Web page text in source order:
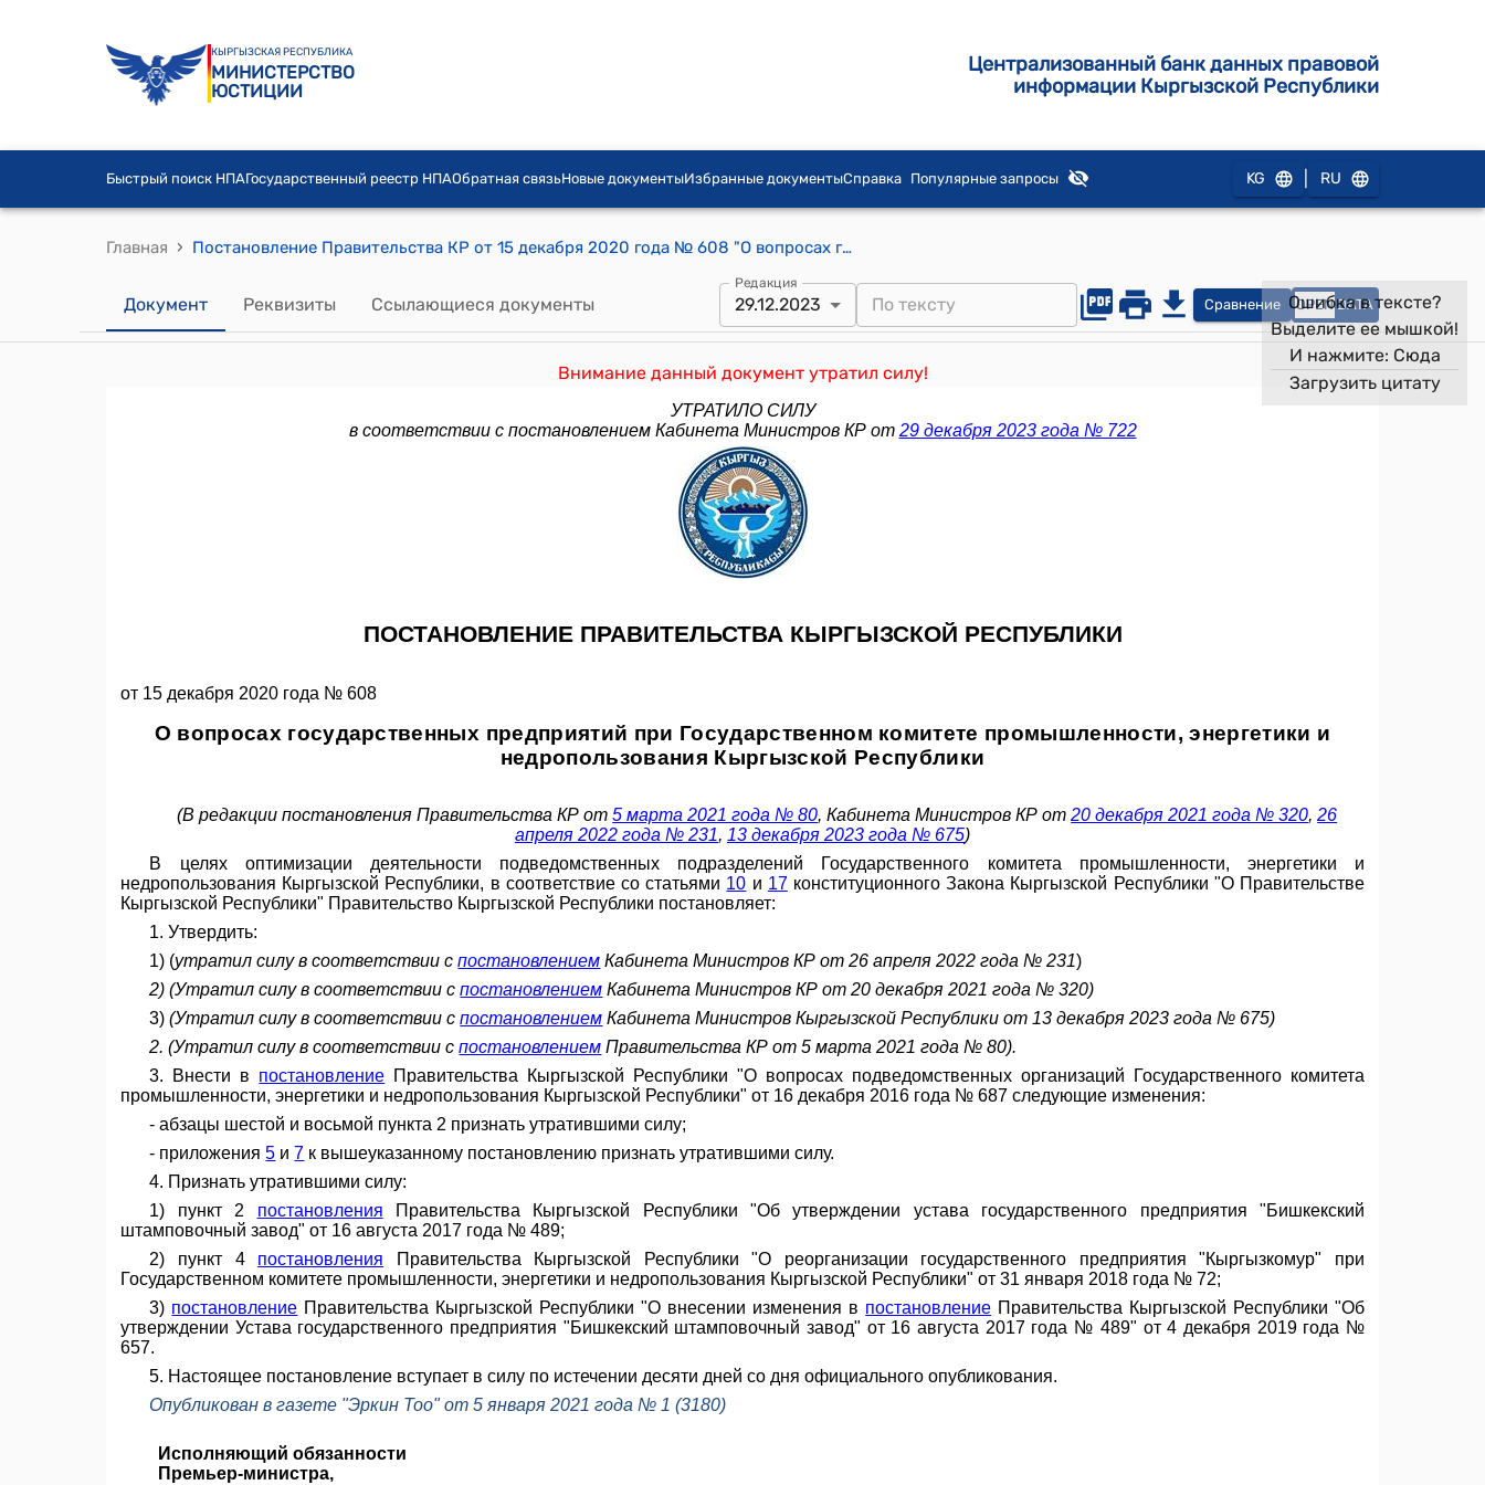
КЫРГЫЗСКАЯ РЕСПУБЛИКА
МИНИСТЕРСТВО
ЮСТИЦИИ
Централизованный банк данных правовой
информации Кыргызской Республики
Быстрый поиск НПАГосударственный реестр НПАОбратная связьНовые документыИзбранные документыСправка Популярные запросы KG RU
Главная › Постановление Правительства КР от 15 декабря 2020 года № 608 "О вопросах государственных предприятий при Государственном комитете промышленности, энергетики и недропользования Кыргызской Республики"
Документ Реквизиты Ссылающиеся документы
Редакция
29.12.2023 Сравнение OPEN DATA
Внимание данный документ утратил силу!
Ошибка в тексте?
Выделите ее мышкой!
И нажмите: Сюда
Загрузить цитату